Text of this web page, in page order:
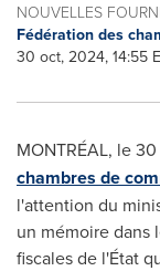
NOUVELLES
Fédération des
30 oct, 2024, 14:55
MONTRÉAL, le
chambres de
l'attention du
un mémoire dans
fiscales de l'État